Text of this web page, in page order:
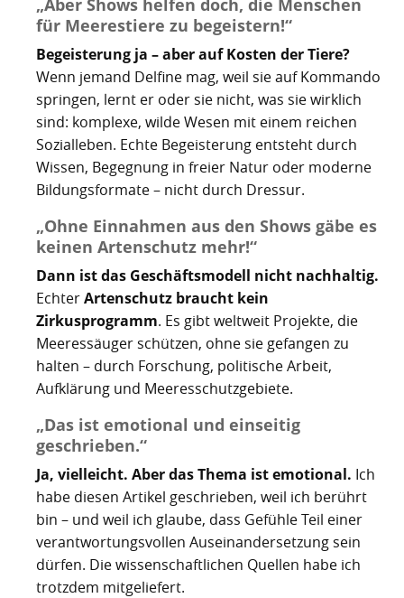
„Aber Shows helfen doch, die Menschen
für Meerestiere zu begeistern!“
Begeisterung ja – aber auf Kosten der Tiere?
Wenn jemand Delfine mag, weil sie auf Kommando
springen, lernt er oder sie nicht, was sie wirklich
sind: komplexe, wilde Wesen mit einem reichen
Sozialleben. Echte Begeisterung entsteht durch
Wissen, Begegnung in freier Natur oder moderne
Bildungsformate – nicht durch Dressur.
„Ohne Einnahmen aus den Shows gäbe es
keinen Artenschutz mehr!“
Dann ist das Geschäftsmodell nicht nachhaltig.
EchterArtenschutz braucht kein
Zirkusprogramm. Es gibt weltweit Projekte, die
Meeressäuger schützen, ohne sie gefangen zu
halten – durch Forschung, politische Arbeit,
Aufklärung und Meeresschutzgebiete.
„Das ist emotional und einseitig
geschrieben.“
Ja, vielleicht. Aber das Thema ist emotional. Ich
habe diesen Artikel geschrieben, weil ich berührt
bin – und weil ich glaube, dass Gefühle Teil einer
verantwortungsvollen Auseinandersetzung sein
dürfen. Die wissenschaftlichen Quellen habe ich
trotzdem mitgeliefert.